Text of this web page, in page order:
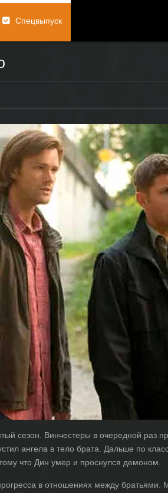
Спецвыпуск
сезон. Винчестеры в очередной раз
ангела в тело брата. Дальше по
что Дин умер и проснулся демоном.
в отношениях между братьями.